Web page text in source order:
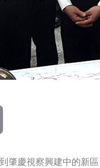
肇慶視察興建中的新